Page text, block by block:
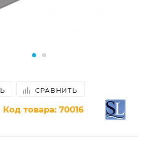
СРАВНИТЬ
Код товара: 70016